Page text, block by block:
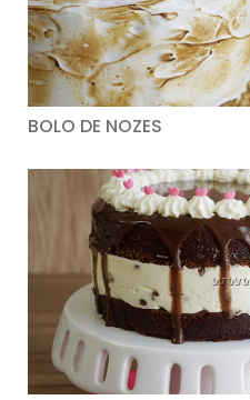
BOLO DE NOZES